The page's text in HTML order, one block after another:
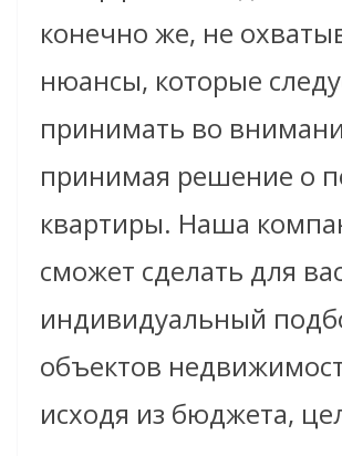
конечно же, не
нюансы, которые
принимать во
принимая решение о
квартиры. Наша
сможет сделать для
индивидуальный
объектов
исходя из бюджета,